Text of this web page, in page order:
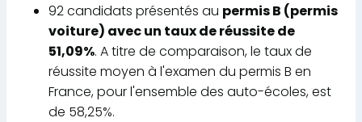
92 candidats présentés au permis B (permis
voiture) avec un taux de réussite de
51,09%. A titre de comparaison, le taux de
réussite moyen à l'examen du permis B en
France, pour l'ensemble des auto-écoles, est
de 58,25%.